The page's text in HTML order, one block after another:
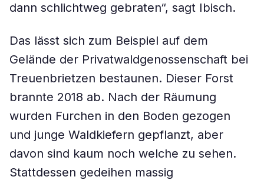
dann schlichtweg gebraten“, sagt Ibisch.
Das lässt sich zum Beispiel auf dem
Gelände der Privatwaldgenossenschaft bei
Treuenbrietzen bestaunen. Dieser Forst
brannte 2018 ab. Nach der Räumung
wurden Furchen in den Boden gezogen
und junge Waldkiefern gepflanzt, aber
davon sind kaum noch welche zu sehen.
Stattdessen gedeihen massig